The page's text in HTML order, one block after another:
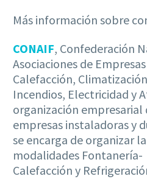
Más información sobre
CONAIF, Confederación
Asociaciones de
Calefacción,
Incendios, Electricidad y
organización empresarial
empresas instaladoras y
se encarga de organizar
modalidades Fontanería-
Calefacción y